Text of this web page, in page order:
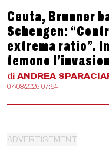
Ceuta, Brunner
Schengen:
extrema ratio”.
temono
di ANDREA
07/08/2026 07:54